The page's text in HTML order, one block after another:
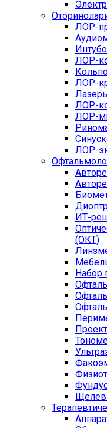
ЛОР-
ЛОР-
ЛОР-
ЛОР-
ЛОР-
ЛОР-
ИТ-
(ОКТ)
Набор